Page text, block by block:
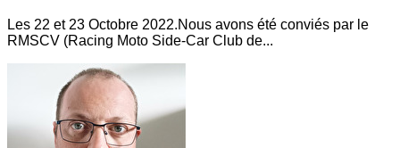
Les 22 et 23 Octobre 2022.Nous avons été conviés par le
RMSCV (Racing Moto Side-Car Club de...